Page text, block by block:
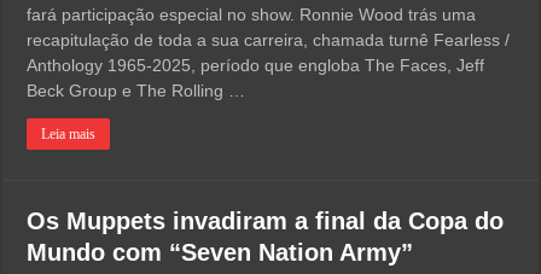
fará participação especial no show. Ronnie Wood trás uma
recapitulação de toda a sua carreira, chamada turnê Fearless /
Anthology 1965-2025, período que engloba The Faces, Jeff
Beck Group e The Rolling …
Leia mais
Os Muppets invadiram a final da Copa do
Mundo com “Seven Nation Army”